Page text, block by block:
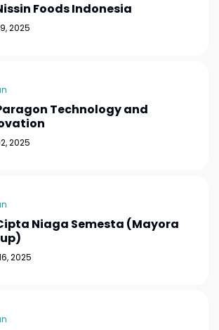
Foods Indonesia
2025
Technology and
2025
Niaga Semesta (Mayora
2025